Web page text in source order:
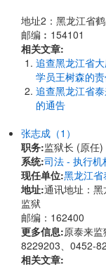
地址2：黑龙江省
邮编︰154101
相关文章:
追查黑龙江省
学员王树森的
追查黑龙江省
的通告
张志成（1）
职务:监狱长 (原任)
系统:司法 - 执行机
现任单位:黑龙江省
地址:通讯地址：
监狱
邮编：162400
更多信息:原泰来
8229203、0452-
相关文章: